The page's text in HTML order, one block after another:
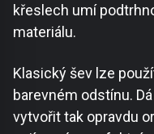
křeslech umí
materiálu.
Klasický šev lze
barevném odstínu.
vytvořit tak opravdu